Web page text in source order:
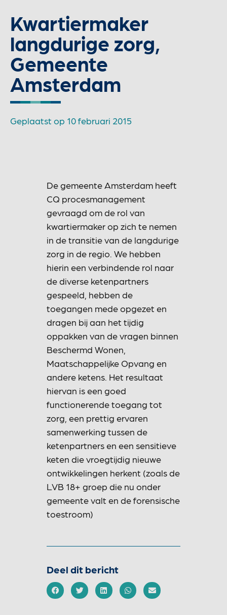
Kwartiermaker
langdurige zorg,
Gemeente
Amsterdam
Geplaatst op 10 februari 2015
De gemeente Amsterdam heeft
CQ procesmanagement
gevraagd om de rol van
kwartiermaker op zich te nemen
in de transitie van de langdurige
zorg in de regio. We hebben
hierin een verbindende rol naar
de diverse ketenpartners
gespeeld, hebben de
toegangen mede opgezet en
dragen bij aan het tijdig
oppakken van de vragen binnen
Beschermd Wonen,
Maatschappelijke Opvang en
andere ketens. Het resultaat
hiervan is een goed
functionerende toegang tot
zorg, een prettig ervaren
samenwerking tussen de
ketenpartners en een sensitieve
keten die vroegtijdig nieuwe
ontwikkelingen herkent (zoals de
LVB 18+ groep die nu onder
gemeente valt en de forensische
toestroom)
Deel dit bericht